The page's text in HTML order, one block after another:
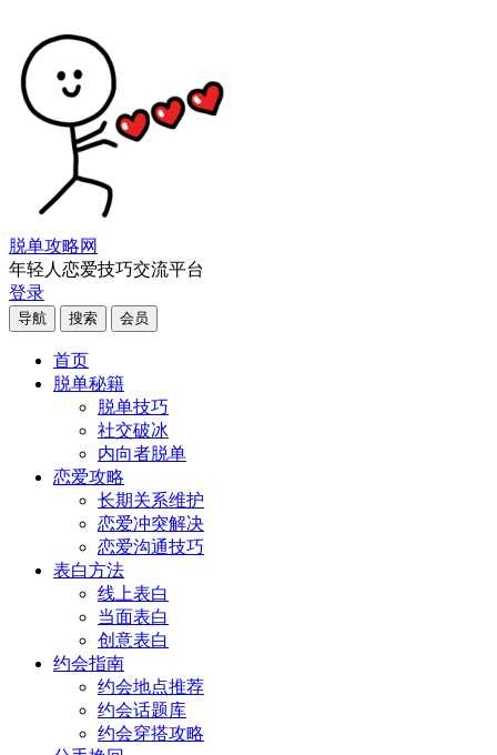
脱单攻略网
年轻人恋爱技巧交流平台
登录
导航 搜索 会员
首页
脱单秘籍
脱单技巧
社交破冰
内向者脱单
恋爱攻略
长期关系维护
恋爱冲突解决
恋爱沟通技巧
表白方法
线上表白
当面表白
创意表白
约会指南
约会地点推荐
约会话题库
约会穿搭攻略